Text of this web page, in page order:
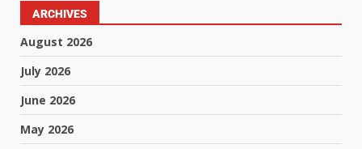
ARCHIVES
August 2026
July 2026
June 2026
May 2026